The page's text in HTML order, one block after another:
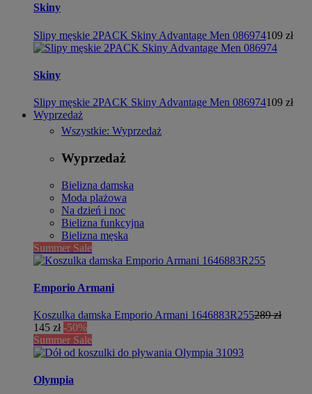
Skiny
Slipy męskie 2PACK Skiny Advantage Men 086974109 zł
Skiny
Slipy męskie 2PACK Skiny Advantage Men 086974109 zł
Wyprzedaż
Wszystkie: Wyprzedaż
Wyprzedaż
Bielizna damska
Moda plażowa
Na dzień i noc
Bielizna funkcyjna
Bielizna męska
Summer Sale
Emporio Armani
Koszulka damska Emporio Armani 1646883R255289 zł
145 zł -50%
Summer Sale
Olympia